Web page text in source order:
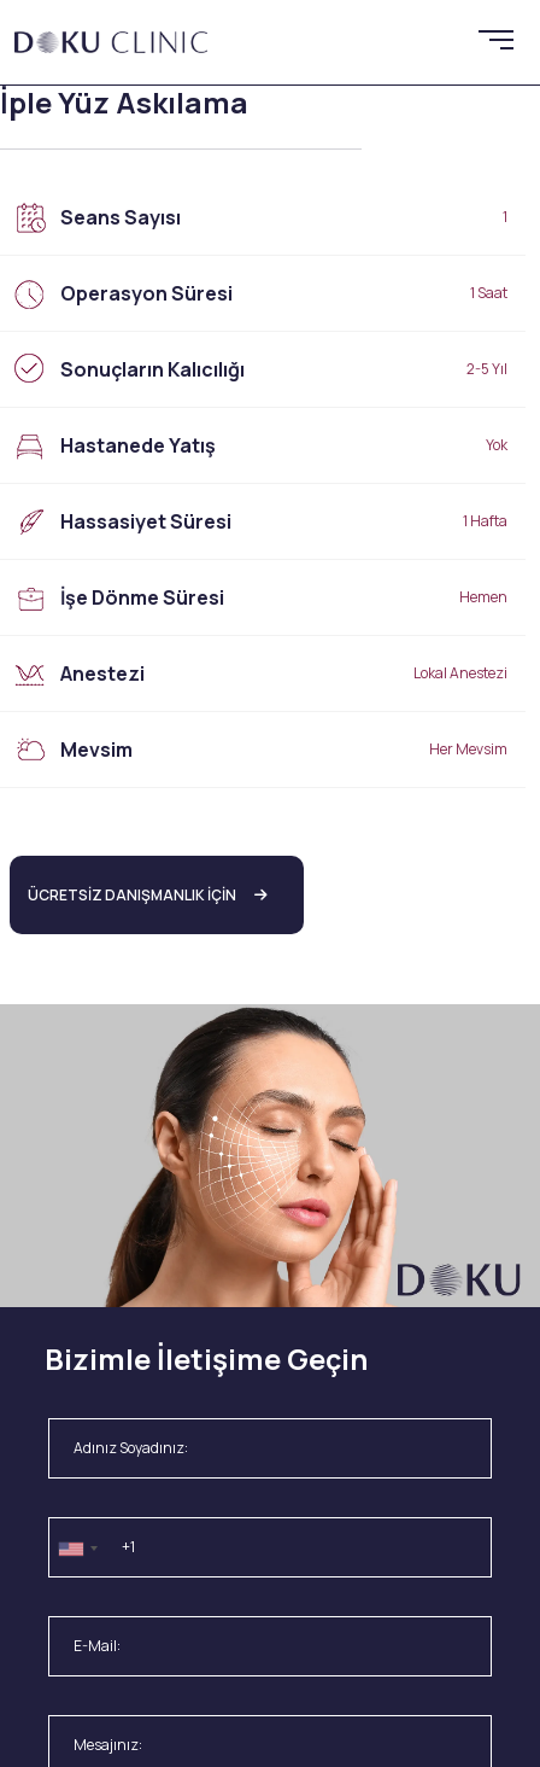
İple Yüz Askılama
Seans Sayısı 1
Operasyon Süresi 1 Saat
Sonuçların Kalıcılığı 2-5 Yıl
Hastanede Yatış Yok
Hassasiyet Süresi 1 Hafta
İşe Dönme Süresi Hemen
Anestezi Lokal Anestezi
Mevsim Her Mevsim
ÜCRETSİZ DANIŞMANLIK İÇİN
Bizimle İletişime Geçin